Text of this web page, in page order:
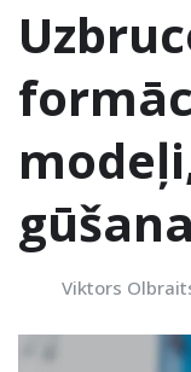
Viktors